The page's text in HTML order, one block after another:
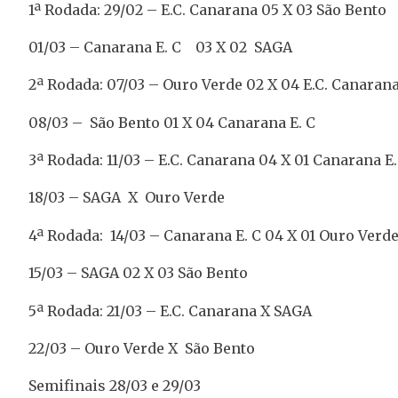
1ª Rodada: 29/02 – E.C. Canarana 05 X 03 São Bento
01/03 – Canarana E. C 03 X 02 SAGA
2ª Rodada: 07/03 – Ouro Verde 02 X 04 E.C.
08/03 – São Bento 01 X 04 Canarana E. C
3ª Rodada: 11/03 – E.C. Canarana 04 X 01 Canarana
18/03 – SAGA X Ouro Verde
4ª Rodada: 14/03 – Canarana E. C 04 X 01 Ouro Verde
15/03 – SAGA 02 X 03 São Bento
5ª Rodada: 21/03 – E.C. Canarana X SAGA
22/03 – Ouro Verde X São Bento
Semifinais 28/03 e 29/03